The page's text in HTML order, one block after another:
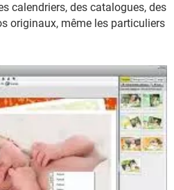
calendriers, des catalogues, des
originaux, même les particuliers